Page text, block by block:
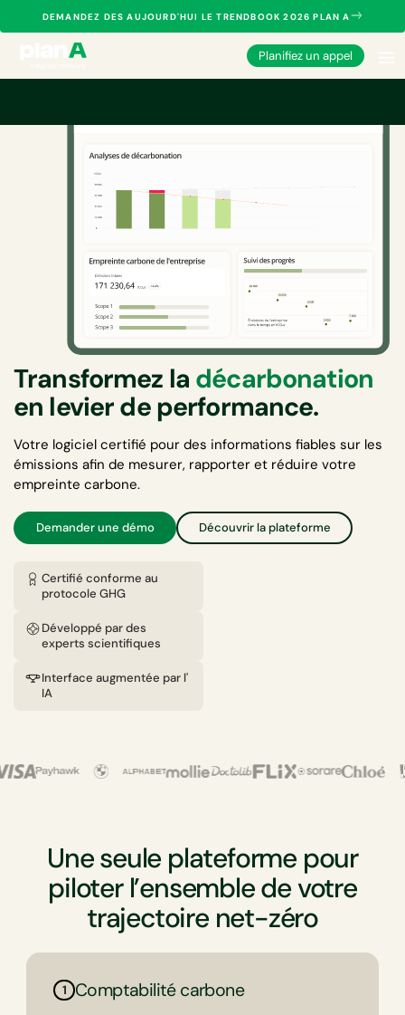
DEMANDEZ DES AUJOURD'HUI LE TRENDBOOK 2026 PLAN A
Planifiez un appel
Transformez la décarbonation
en levier de performance.
Votre logiciel certifié pour des informations fiables sur les
émissions afin de mesurer, rapporter et réduire votre
empreinte carbone.
Demander une démo Découvrir la plateforme
Certifié conforme au
protocole GHG
Développé par des
experts scientifiques
Interface augmentée par l'
IA
Une seule plateforme pour
piloter l’ensemble de votre
trajectoire net-zéro
1 Comptabilité carbone